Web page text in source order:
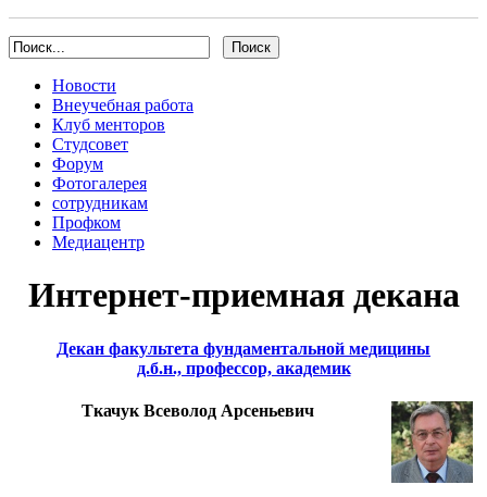
Новости
Внеучебная работа
Клуб менторов
Студсовет
Форум
Фотогалерея
сотрудникам
Профком
Медиацентр
Интернет-приемная декана
Декан факультета фундаментальной медицины
д.б.н., профессор, академик
Ткачук Всеволод Арсеньевич